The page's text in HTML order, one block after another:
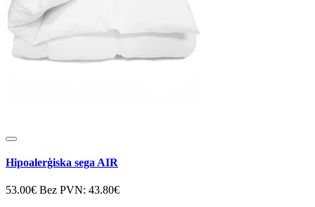
Hipoalerģiska sega AIR
53.00€ Bez PVN: 43.80€